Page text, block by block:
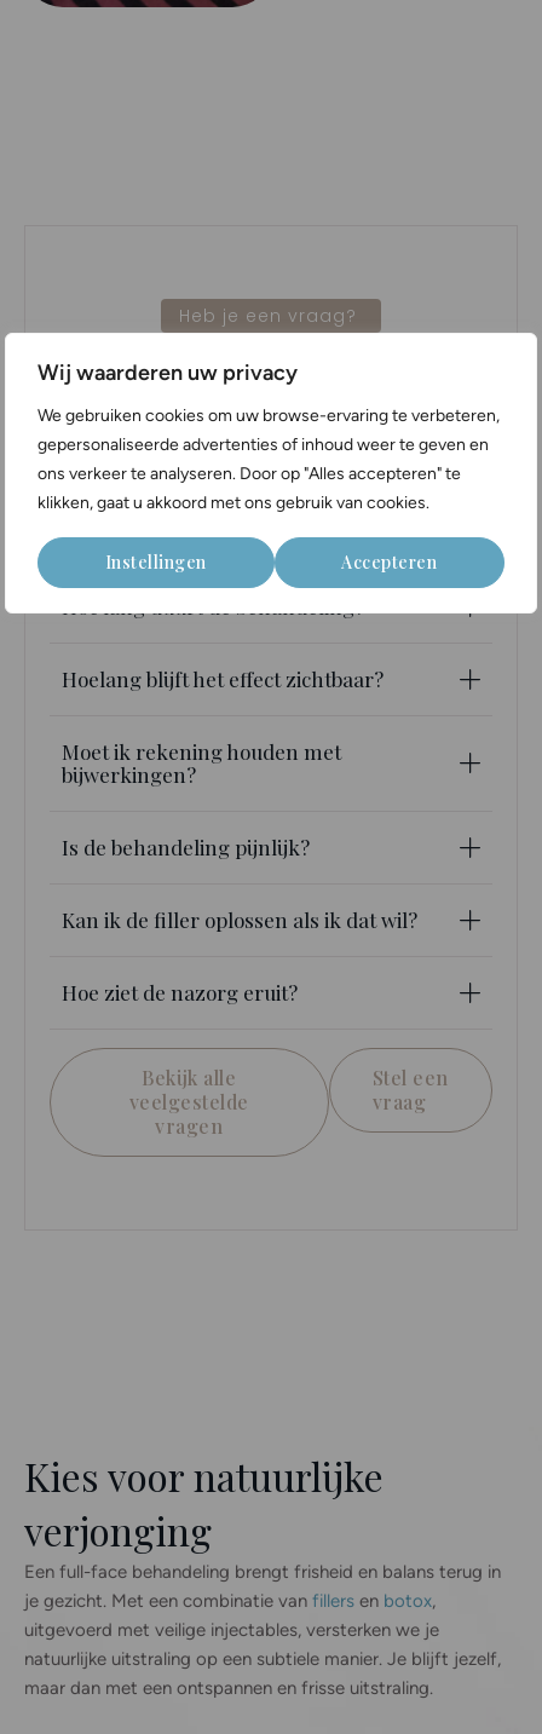
Wij waarderen uw privacy
We gebruiken cookies om uw browse-ervaring te verbeteren,
gepersonaliseerde advertenties of inhoud weer te geven en
ons verkeer te analyseren. Door op "Alles accepteren" te
klikken, gaat u akkoord met ons gebruik van cookies.
Instellingen Accepteren
Heb je een vraag?
Veelgestelde vragen
Hoe snel zie ik resultaat?
Je ziet direct verandering. In de dagen na de
waardoor het resultaat natuurlijker oogt.
Hoe lang duurt de behandeling?
Hoelang blijft het effect zichtbaar?
Moet ik rekening houden met
bijwerkingen?
Is de behandeling pijnlijk?
Kan ik de filler oplossen als ik dat wil?
Hoe ziet de nazorg eruit?
Bekijk alle
veelgestelde
Stel een
Kies voor natuurlijke
verjonging
Een full-face behandeling brengt frisheid en balans terug in
je gezicht. Met een combinatie van fillersenbotox ,
uitgevoerd met veilige injectables, versterken we je
natuurlijke uitstraling op een subtiele manier. Je blijft jezelf,